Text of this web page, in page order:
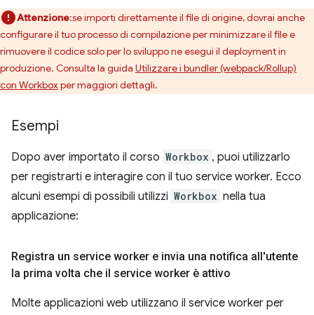
Attenzione:se importi direttamente il file di origine, dovrai anche
configurare il tuo processo di compilazione per minimizzare il file e
rimuovere il codice solo per lo sviluppo ne esegui il deployment in
produzione. Consulta la guida Utilizzare i bundler (webpack/Rollup)
con Workboxper maggiori dettagli.
Esempi
Dopo aver importato il corso Workbox , puoi utilizzarlo
per registrarti e interagire con il tuo service worker. Ecco
alcuni esempi di possibili utilizzi Workbox nella tua
applicazione:
Registra un service worker e invia una notifica all'utente
la prima volta che il service worker è attivo
Molte applicazioni web utilizzano il service worker per